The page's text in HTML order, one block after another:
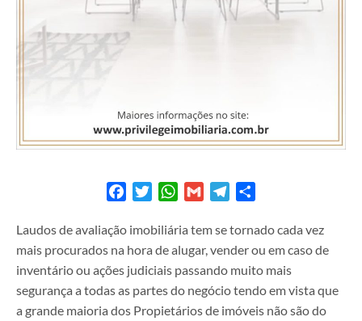
FacebookTwitterWhatsApp
Gmail Telegram
Laudos de avaliação imobiliária tem se tornado cada vez
mais procurados na hora de alugar, vender ou em caso de
inventário ou ações judiciais passando muito mais
segurança a todas as partes do negócio tendo em vista que
a grande maioria dos Propietários de imóveis não são do